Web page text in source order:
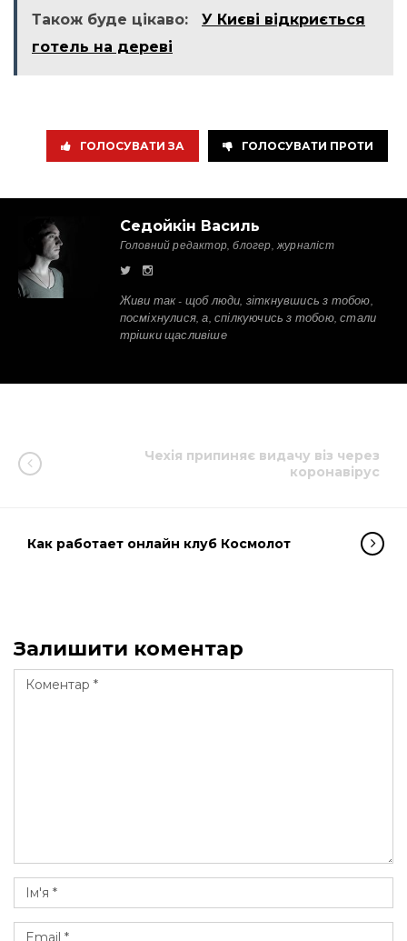
Також буде цікаво:
У Києві відкриється
готель на дереві
ГОЛОСУВАТИ ЗА ГОЛОСУВАТИ ПРОТИ
Седойкін Василь
Головний редактор, блогер, журналіст
Живи так - щоб люди, зіткнувшись з тобою,
посміхнулися, а, спілкуючись з тобою, стали
трішки щасливіше
Чехія припиняє видачу віз через
коронавірус
Как работает онлайн клуб Космолот
Залишити коментар